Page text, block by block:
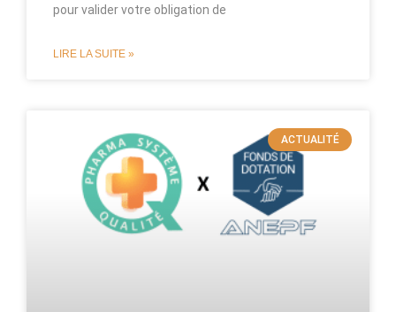
pour valider votre obligation de
LIRE LA SUITE »
ACTUALITÉ